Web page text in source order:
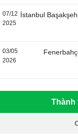
07/12
2025
İstanbul
03/05
2026
Thành